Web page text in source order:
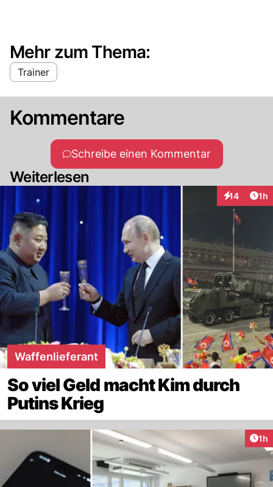
Mehr zum Thema:
Trainer
Kommentare
Schreibe einen Kommentar
Weiterlesen
14 1h
Waffenlieferant
So viel Geld macht Kim durch
Putins Krieg
1h